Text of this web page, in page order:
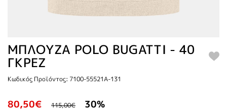
ΜΠΛΟΥΖΑ POLO BUGATTI - 40
ΓΚΡΕΖ
Κωδικός Προϊόντος: 7100-55521A-131
80,50€ 115,00€ 30%